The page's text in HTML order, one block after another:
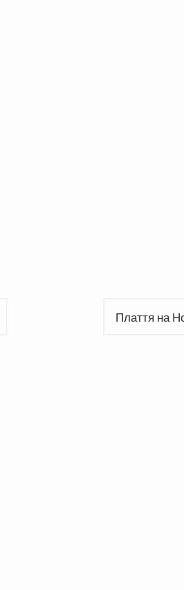
Плаття на